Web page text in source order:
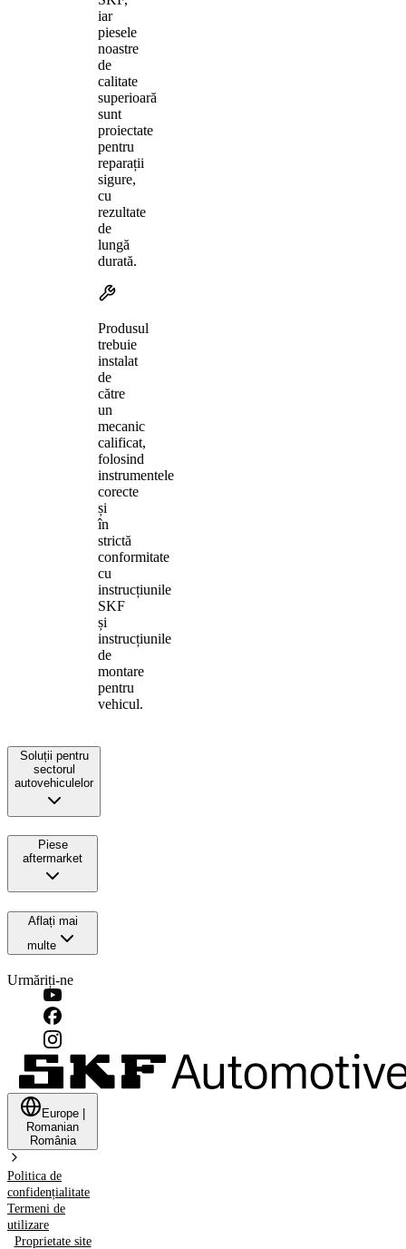
iar
piesele
noastre
de
calitate
superioară
sunt
proiectate
pentru
reparații
sigure,
cu
rezultate
de
lungă
durată.
Produsul
trebuie
instalat
de
către
un
mecanic
calificat,
folosind
instrumentele
corecte
și
în
strictă
conformitate
cu
instrucțiunile
SKF
și
instrucțiunile
de
montare
pentru
vehicul.
Soluții pentru
sectorul
autovehiculelor
Piese
aftermarket
Aflați mai
multe
Urmăriți-ne
Europe
Romanian
România
Politica de
confidențialitate
Termeni de
utilizare
Proprietate site